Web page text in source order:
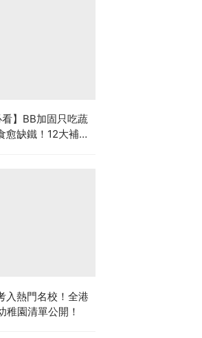
看】BB加固只吃蔬
愈缺鐵！12大補鐵
入熱門名校！全港
稚園清單公開！